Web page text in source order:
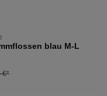
blau M-L
€*